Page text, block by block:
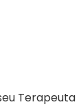
Terapeuta